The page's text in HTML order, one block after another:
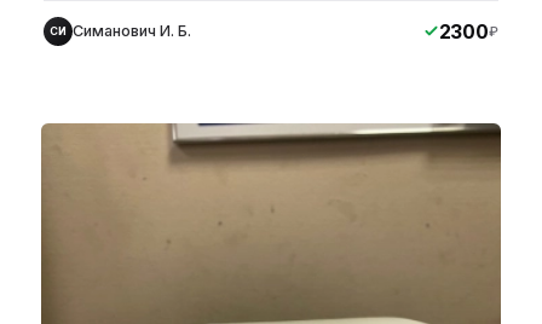
СИ Симанович И. Б. 2300₽